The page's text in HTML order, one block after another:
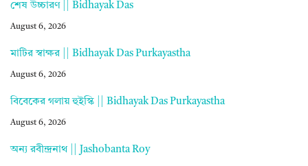
শেষ উচ্চারণ || Bidhayak Das
August 6, 2026
মাটির স্বাক্ষর || Bidhayak Das Purkayastha
August 6, 2026
বিবেকের গলায় হুইস্কি || Bidhayak Das Purkayastha
August 6, 2026
অন্য রবীন্দ্রনাথ || Jashobanta Roy